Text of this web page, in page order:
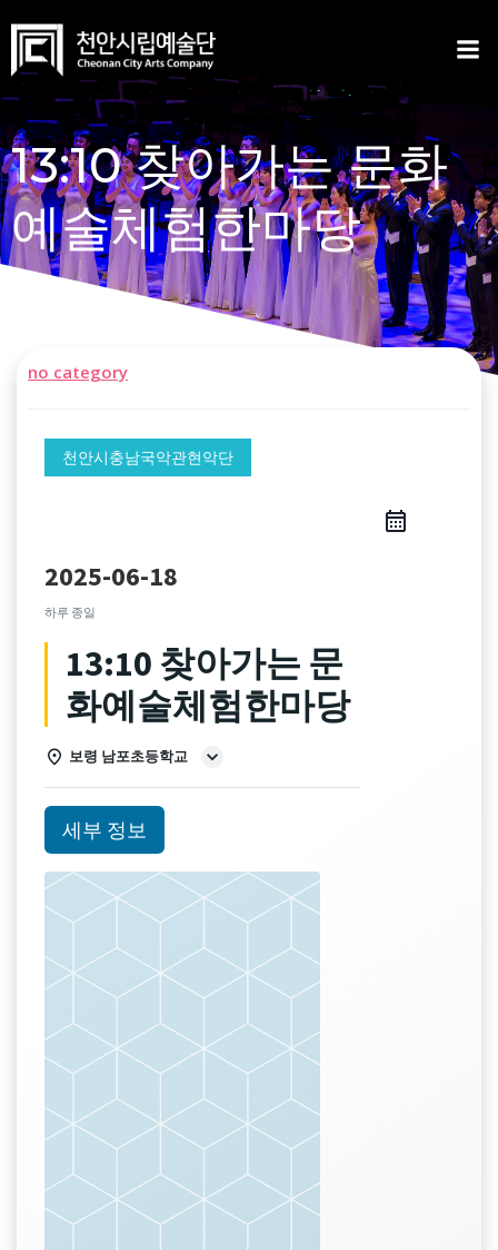
content
13:10 찾아가는 문화
예술체험한마당
no category
천안시충남국악관현악단
2025-06-18
하루 종일
13:10 찾아가는 문
화예술체험한마당
보령 남포초등학교
세부 정보